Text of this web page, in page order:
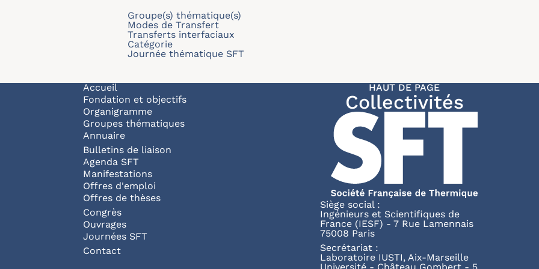
Groupe(s) thématique(s)
Modes de Transfert
Transferts interfaciaux
Catégorie
Journée thématique SFT
Navigation principale
Accueil
Fondation et objectifs
Organigramme
Groupes thématiques
Annuaire
Bulletins de liaison
Agenda SFT
Manifestations
Offres d'emploi
Offres de thèses
Congrès
Ouvrages
Journées SFT
Pied de page
Contact
HAUT DE PAGE
Collectivités
Siège social :
Ingénieurs et Scientifiques de
France (IESF) - 7 Rue Lamennais
75008 Paris
Secrétariat :
Laboratoire IUSTI, Aix-Marseille